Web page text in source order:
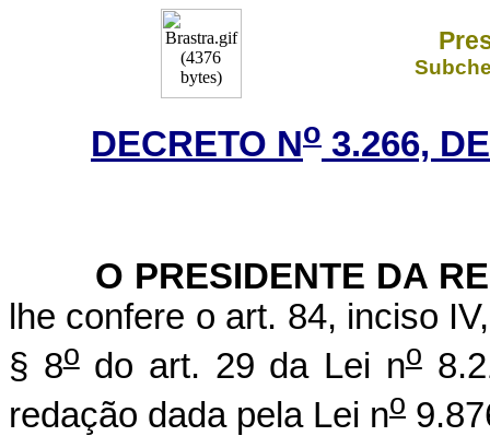
DECRETO No 3.266,
O PRESIDENTE DA
lhe confere o art. 84, inciso
§ 8odo art. 29 da Lei no
redação dada pela Lei no